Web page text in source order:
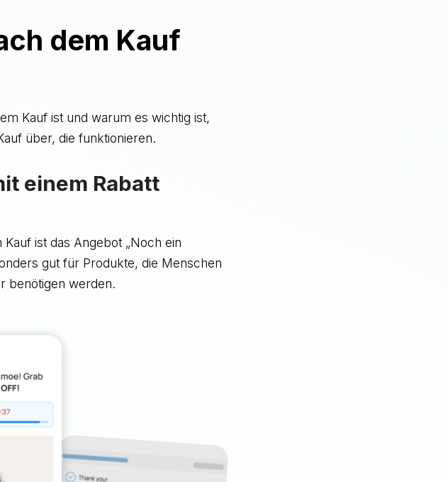
dem Kauf
Kauf ist und warum es wichtig ist,
über, die funktionieren.
einem Rabatt
ist das Angebot „Noch ein
gut für Produkte, die Menschen
benötigen werden.